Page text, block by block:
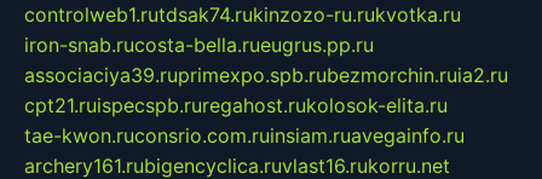
controlweb1.rutdsak74.rukinzozo-ru.rukvotka.ru
iron-snab.rucosta-bella.rueugrus.pp.ru
associaciya39.ruprimexpo.spb.rubezmorchin.ruia2.ru
cpt21.ruispecspb.ruregahost.rukolosok-elita.ru
tae-kwon.ruconsrio.com.ruinsiam.ruavegainfo.ru
archery161.rubigencyclica.ruvlast16.rukorru.net